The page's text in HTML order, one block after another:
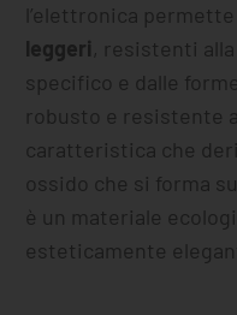
l’elettronica
leggeri, resistenti
specifico e dalle
robusto e resistente
caratteristica che
ossido che si forma
è un materiale
esteticamente